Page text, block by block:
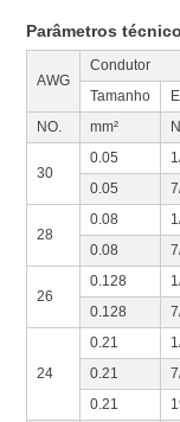
Parâmetros
AWG
Condutor
Tamanho
NO.
mm²
30
0.05
0.05
28
0.08
0.08
26
0.128
0.128
24
0.21
0.21
0.21